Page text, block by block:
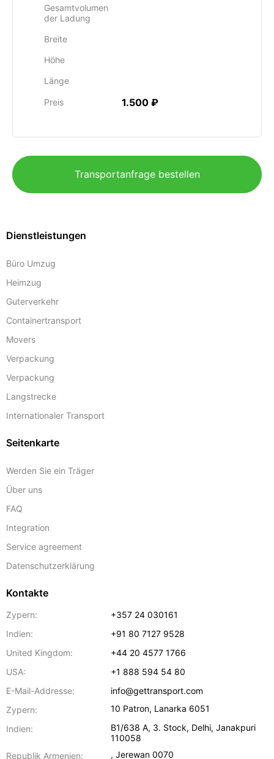
Gesamtvolumen
der Ladung
Breite
Höhe
Länge
Preis 1.500 ₽
Transportanfrage bestellen
Dienstleistungen
Büro Umzug
Heimzug
Guterverkehr
Containertransport
Movers
Verpackung
Verpackung
Langstrecke
Internationaler Transport
Seitenkarte
Werden Sie ein Träger
Über uns
FAQ
Integration
Service agreement
Datenschutzerklärung
Kontakte
Zypern:
+357 24 030161
Indien:
+91 80 7127 9528
United Kingdom:
+44 20 4577 1766
USA:
+1 888 594 54 80
E-Mail-Addresse:
info@gettransport.com
Zypern:
10 Patron, Lanarka 6051
Indien:
B1/638 A, 3. Stock, Delhi,Janakpuri
110058
Republik Armenien:
,Jerewan 0070